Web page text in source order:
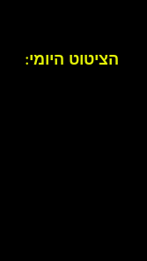
הציטוט היומי: